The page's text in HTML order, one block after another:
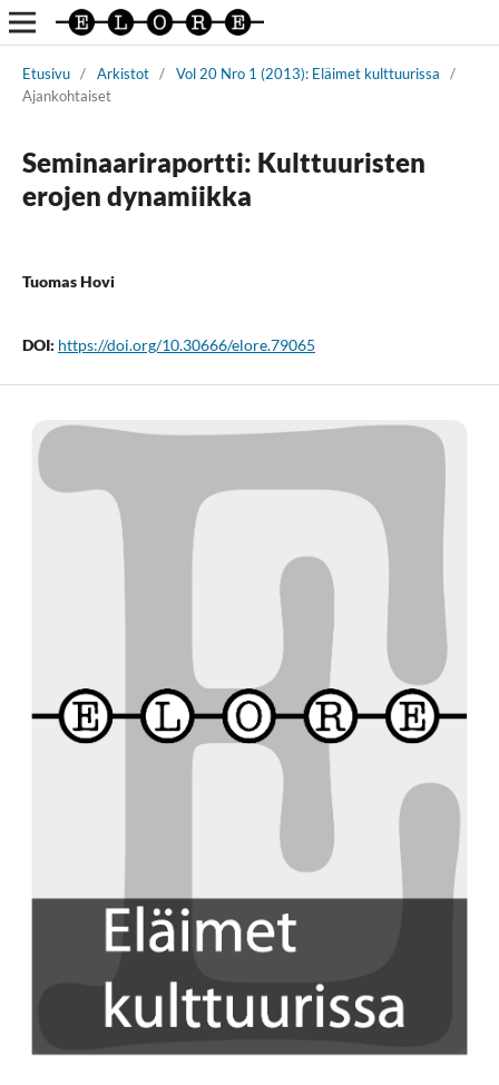
Etusivu / Arkistot / Vol 20 Nro 1 (2013): Eläimet kulttuurissa
/
Ajankohtaiset
Seminaariraportti: Kulttuuristen
erojen dynamiikka
Tuomas Hovi
DOI: https://doi.org/10.30666/elore.79065